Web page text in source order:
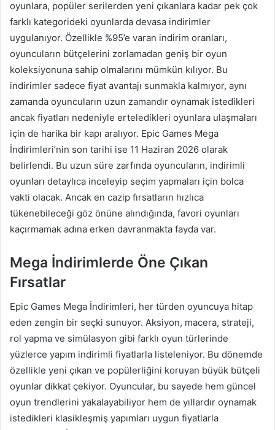
oyunlara, popüler serilerden yeni çıkanlara kadar pek çok
farklı kategorideki oyunlarda devasa indirimler
uygulanıyor. Özellikle %95’e varan indirim oranları,
oyuncuların bütçelerini zorlamadan geniş bir oyun
koleksiyonuna sahip olmalarını mümkün kılıyor. Bu
indirimler sadece fiyat avantajı sunmakla kalmıyor, aynı
zamanda oyuncuların uzun zamandır oynamak istedikleri
ancak fiyatları nedeniyle erteledikleri oyunlara ulaşmaları
için de harika bir kapı aralıyor. Epic Games Mega
İndirimleri’nin son tarihi ise 11 Haziran 2026 olarak
belirlendi. Bu uzun süre zarfında oyuncuların, indirimli
oyunları detaylıca inceleyip seçim yapmaları için bolca
vakti olacak. Ancak en cazip fırsatların hızlıca
tükenebileceği göz önüne alındığında, favori oyunları
kaçırmamak adına erken davranmakta fayda var.
Mega İndirimlerde Öne Çıkan
Fırsatlar
Epic Games Mega İndirimleri, her türden oyuncuya hitap
eden zengin bir seçki sunuyor. Aksiyon, macera, strateji,
rol yapma ve simülasyon gibi farklı oyun türlerinde
yüzlerce yapım indirimli fiyatlarla listeleniyor. Bu dönemde
özellikle yeni çıkan ve popülerliğini koruyan büyük bütçeli
oyunlar dikkat çekiyor. Oyuncular, bu sayede hem güncel
oyun trendlerini yakalayabiliyor hem de yıllardır oynamak
istedikleri klasikleşmiş yapımları uygun fiyatlarla